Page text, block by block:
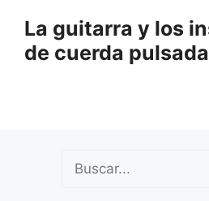
contenido
La guitarra y los
de cuerda pulsada